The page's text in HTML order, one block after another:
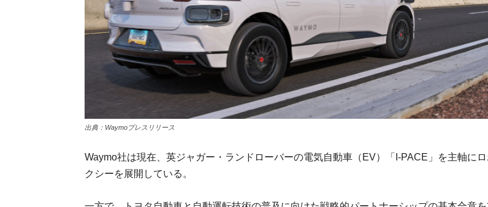
出典：Waymoプレスリリース
Waymo社は現在、英ジャガー・ランドローバーの電気自動車（EV）「I-PACE」を主軸にロ
クシーを展開している。